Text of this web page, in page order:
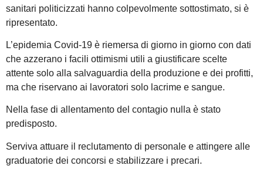
sanitari politicizzati hanno colpevolmente sottostimato, si è
ripresentato.
L’epidemia Covid-19 è riemersa di giorno in giorno con dati
che azzerano i facili ottimismi utili a giustificare scelte
attente solo alla salvaguardia della produzione e dei profitti,
ma che riservano ai lavoratori solo lacrime e sangue.
Nella fase di allentamento del contagio nulla è stato
predisposto.
Serviva attuare il reclutamento di personale e attingere alle
graduatorie dei concorsi e stabilizzare i precari.